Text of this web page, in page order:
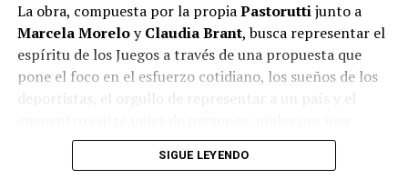
La obra, compuesta por la propiaPastoruttijunto a
Marcela MoreloyClaudia Brant, busca representar el
espíritu de los Juegos a través de una propuesta que
pone el foco en el esfuerzo cotidiano, los sueños de los
deportistas, el orgullo de representar a un país y el
misma pasión.
SIGUE LEYENDO